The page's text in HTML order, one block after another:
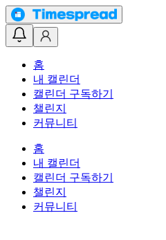
홈
내 캘린더
캘린더 구독하기
챌린지
커뮤니티
홈
내 캘린더
캘린더 구독하기
챌린지
커뮤니티